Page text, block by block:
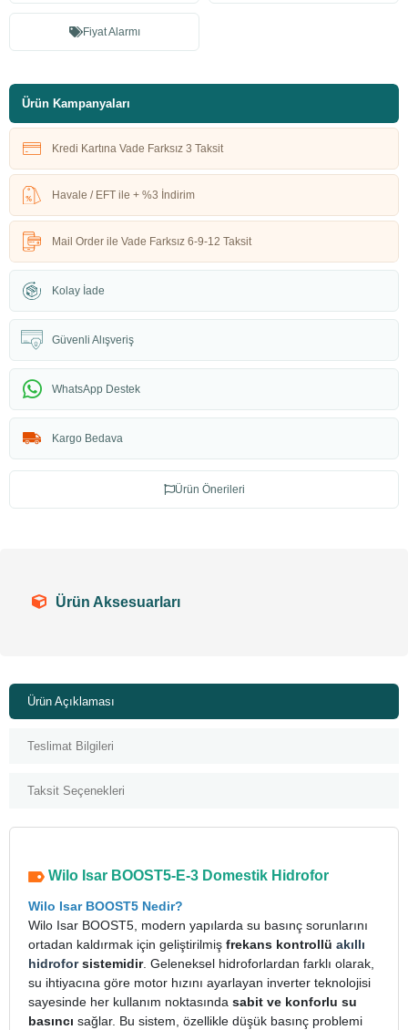
Fiyat Alarmı
Ürün Kampanyaları
Kredi Kartına Vade Farksız 3 Taksit
Havale / EFT ile + %3 İndirim
Mail Order ile Vade Farksız 6-9-12 Taksit
Kolay İade
Güvenli Alışveriş
WhatsApp Destek
Kargo Bedava
Ürün Önerileri
Ürün Aksesuarları
Ürün Açıklaması
Teslimat Bilgileri
Taksit Seçenekleri
Wilo Isar BOOST5-E-3 Domestik Hidrofor
Wilo Isar BOOST5 Nedir?
Wilo Isar BOOST5, modern yapılarda su basınç sorunlarını
ortadan kaldırmak için geliştirilmiş frekans kontrollü akıllı
hidroforsistemidir. Geleneksel hidroforlardan farklı olarak,
su ihtiyacına göre motor hızını ayarlayan inverter teknolojisi
sayesinde her kullanım noktasında sabit ve konforlu su
basıncı sağlar. Bu sistem, özellikle düşük basınç problemi